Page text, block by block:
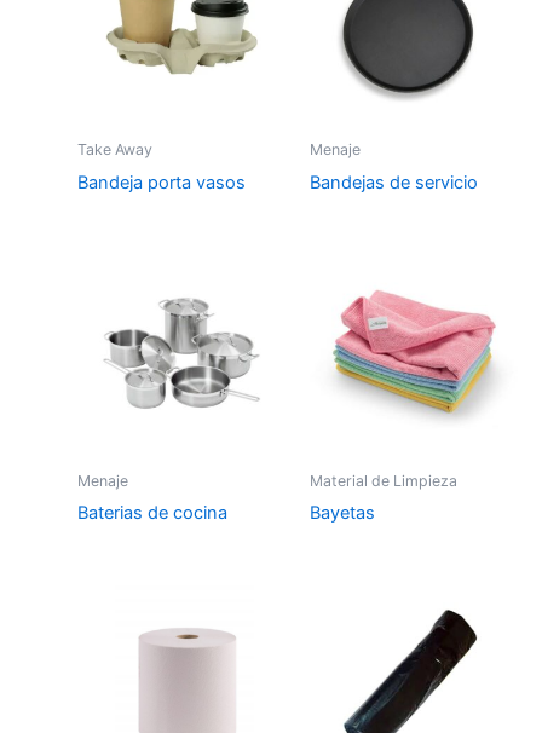
Take Away
Bandeja porta vasos
Menaje
Bandejas de servicio
Menaje
Baterias de cocina
Material de Limpieza
Bayetas